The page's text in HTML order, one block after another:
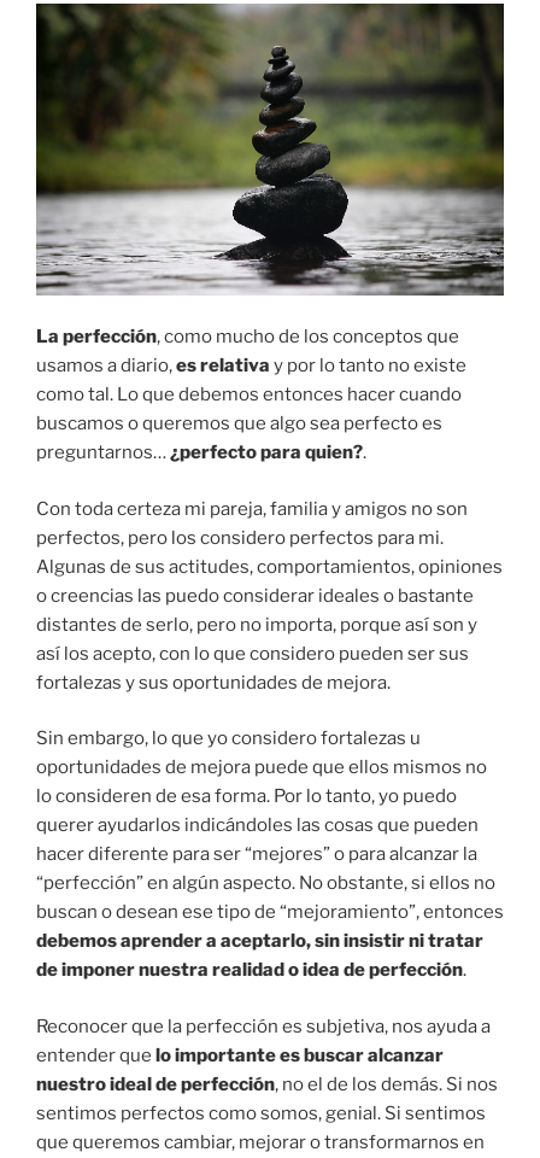
La perfección, como mucho de los conceptos que
usamos a diario,es relativa y por lo tanto no existe
como tal. Lo que debemos entonces hacer cuando
buscamos o queremos que algo sea perfecto es
preguntarnos…¿perfecto para quien?.
Con toda certeza mi pareja, familia y amigos no son
perfectos, pero los considero perfectos para mi.
Algunas de sus actitudes, comportamientos, opiniones
o creencias las puedo considerar ideales o bastante
distantes de serlo, pero no importa, porque así son y
así los acepto, con lo que considero pueden ser sus
fortalezas y sus oportunidades de mejora.
Sin embargo, lo que yo considero fortalezas u
oportunidades de mejora puede que ellos mismos no
lo consideren de esa forma. Por lo tanto, yo puedo
querer ayudarlos indicándoles las cosas que pueden
hacer diferente para ser “mejores” o para alcanzar la
“perfección” en algún aspecto. No obstante, si ellos no
buscan o desean ese tipo de “mejoramiento”, entonces
debemos aprender a aceptarlo, sin insistir ni tratar
de imponer nuestra realidad o idea de perfección.
Reconocer que la perfección es subjetiva, nos ayuda a
entender que lo importante es buscar alcanzar
nuestro ideal de perfección, no el de los demás. Si nos
sentimos perfectos como somos, genial. Si sentimos
que queremos cambiar, mejorar o transformarnos en